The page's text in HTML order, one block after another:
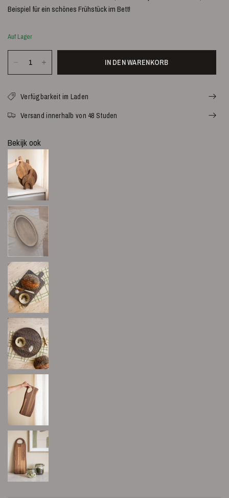
Beispiel für ein schönes Frühstück im Bett!
Auf Lager
IN DEN WARENKORB
Verfügbarkeit im Laden
Versand innerhalb von 48 Studen
Bekijk ook